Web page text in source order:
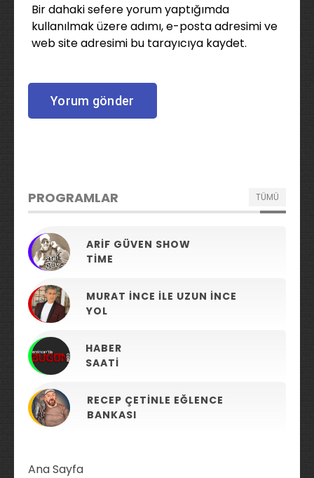
Bir dahaki sefere yorum yaptığımda
kullanılmak üzere adımı, e-posta adresimi ve
web site adresimi bu tarayıcıya kaydet.
PROGRAMLAR TÜMÜ
ARIF GÜVEN SHOW
TIME
MURAT İNCE ILE UZUN İNCE
YOL
HABER
SAATI
RECEP ÇETINLE EĞLENCE
BANKASI
Ana Sayfa